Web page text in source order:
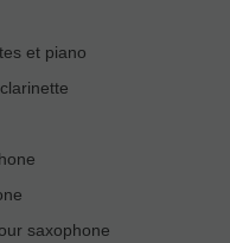
et piano
saxophone